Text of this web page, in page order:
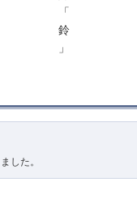
「
鈴
」
した。